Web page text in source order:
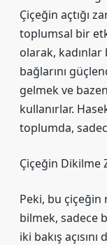
Çiçeğin açtığı
toplumsal bir
olarak,
bağlarını
gelmek ve
kullanırlar.
toplumda,
Çiçeğin Dikilme
Peki, bu
bilmek, sadece
iki bakış